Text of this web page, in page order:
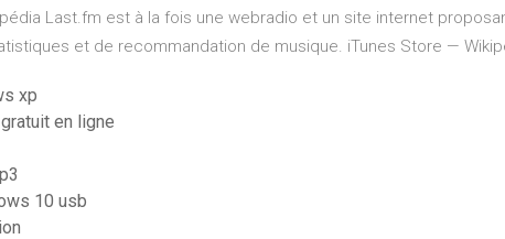
Last.fm est à la fois une webradio et un site internet
et de recommandation de musique. iTunes Store —
xp
en ligne
10 usb